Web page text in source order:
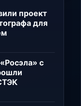
проект
для
с